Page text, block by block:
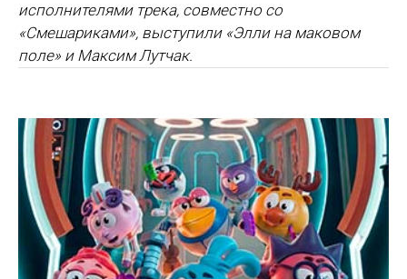
исполнителями трека, совместно со
«Смешариками», выступили «Элли на маковом
поле» и Максим Лутчак.